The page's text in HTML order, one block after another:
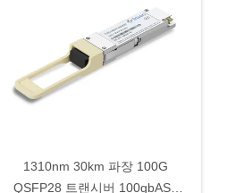
1310nm 30km 파장 100G
QSFP28 트랜시버 100gbASE